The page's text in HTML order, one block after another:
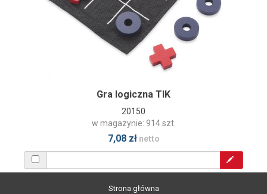
Gra logiczna TIK
20150
w magazynie: 914 szt.
7,08 złnetto
Strona główna